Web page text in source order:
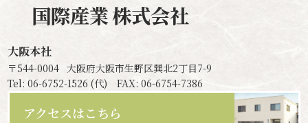
国際産業株式会社
大阪本社
〒544-0004 大阪府大阪市生野区巽北2丁目7-9
Tel: 06-6752-1526 (代) FAX: 06-6754-7386
アクセスはこちら